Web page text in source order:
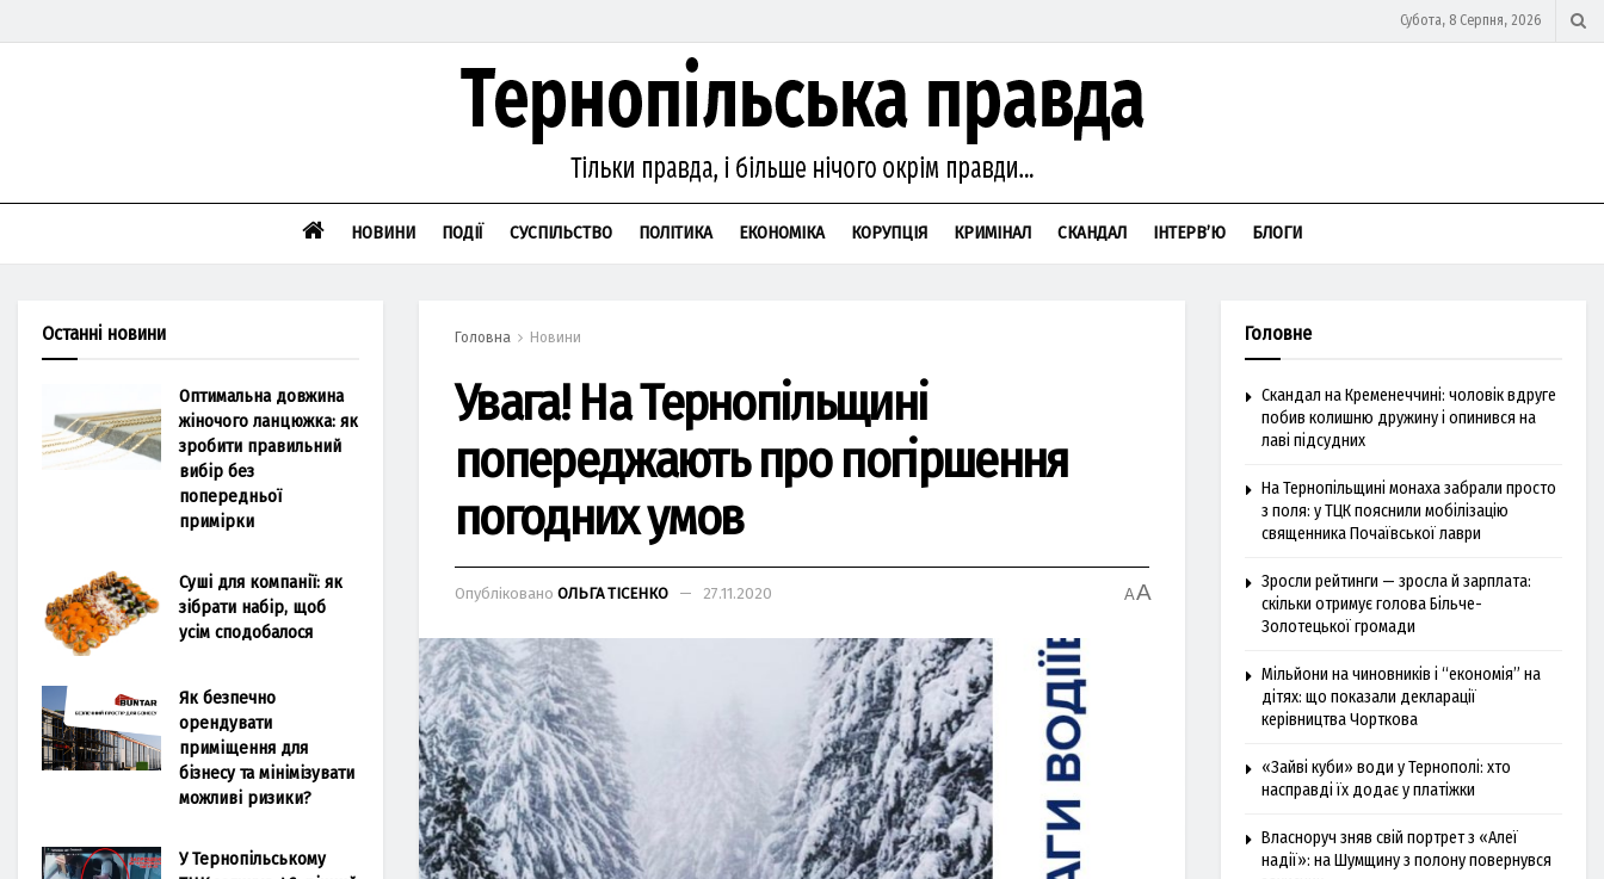
Субота, 8 Серпня, 2026
НОВИНИ ПОДІЇ СУСПІЛЬСТВО ПОЛІТИКА ЕКОНОМІКА КОРУПЦІЯ КРИМІНАЛ СКАНДАЛ ІНТЕРВ’Ю БЛОГИ
Головна Новини
Увага! На Тернопільщині
попереджають про погіршення
погодних умов
Опубліковано ОЛЬГА ТІСЕНКО 27.11.2020 AA
Останні новини
Оптимальна довжина
жіночого ланцюжка: як
зробити правильний
вибір без
попередньої
примірки
Суші для компанії: як
зібрати набір, щоб
усім сподобалося
Як безпечно
орендувати
приміщення для
бізнесу та мінімізувати
можливі ризики?
У Тернопільському
Головне
Скандал на Кременеччині: чоловік вдруге
побив колишню дружину і опинився на
лаві підсудних
На Тернопільщині монаха забрали просто
з поля: у ТЦК пояснили мобілізацію
священника Почаївської лаври
Зросли рейтинги — зросла й зарплата:
скільки отримує голова Більче-
Золотецької громади
Мільйони на чиновників і “економія” на
дітях: що показали декларації
керівництва Чорткова
«Зайві куби» води у Тернополі: хто
насправді їх додає у платіжки
Власноруч зняв свій портрет з «Алеї
надії»: на Шумщину з полону повернувся